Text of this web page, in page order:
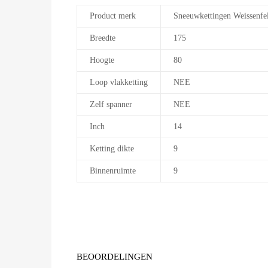
Product merk Sneeuwkettingen
Breedte 175
Hoogte 80
Loop vlakketting NEE
Zelf spanner NEE
Inch 14
Ketting dikte 9
Binnenruimte 9
BEOORDELINGEN